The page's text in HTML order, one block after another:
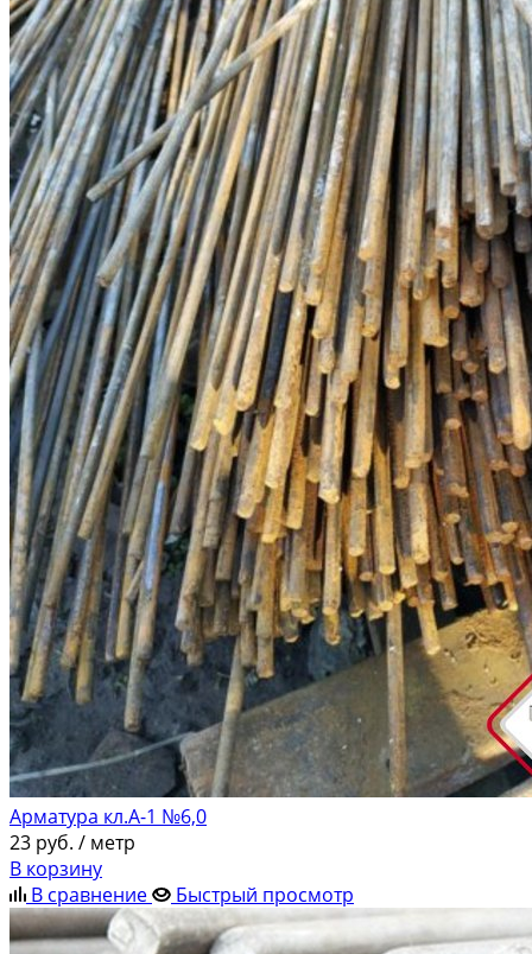
Арматура кл.А-1 №6,0
23 руб. / метр
В корзину
В сравнение
Быстрый просмотр